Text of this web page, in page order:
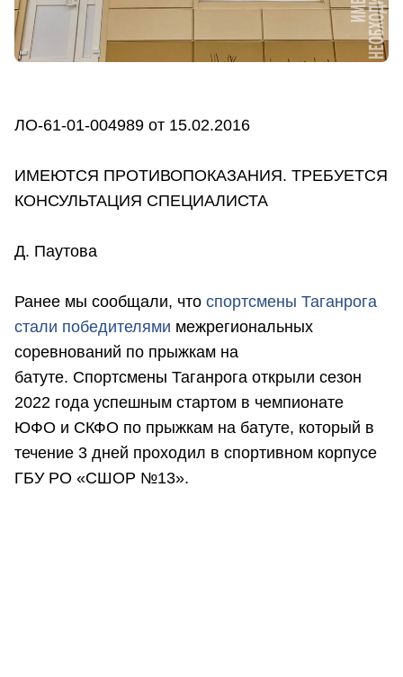
ЛО-61-01-004989 от 15.02.2016
ИМЕЮТСЯ ПРОТИВОПОКАЗАНИЯ. ТРЕБУЕТСЯ
КОНСУЛЬТАЦИЯ СПЕЦИАЛИСТА
Д. Паутова
Ранее мы сообщали, что спортсмены Таганрога
стали победителями межрегиональных
соревнований по прыжкам на
батуте. Спортсмены Таганрога открыли сезон
2022 года успешным стартом в чемпионате
ЮФО и СКФО по прыжкам на батуте, который в
течение 3 дней проходил в спортивном корпусе
ГБУ РО «СШОР №13».